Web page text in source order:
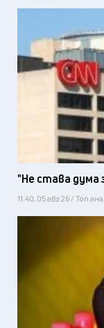
"Не става дума
11:40, 05 авг 26 / Топ